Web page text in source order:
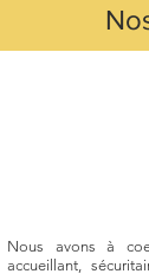
Nous avons à
accueillant,